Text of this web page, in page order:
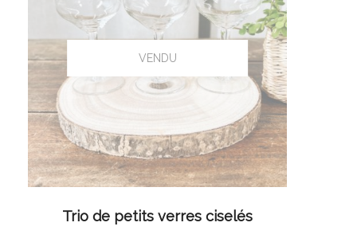
LIRE LA SUITE
Trio de petits verres ciselés